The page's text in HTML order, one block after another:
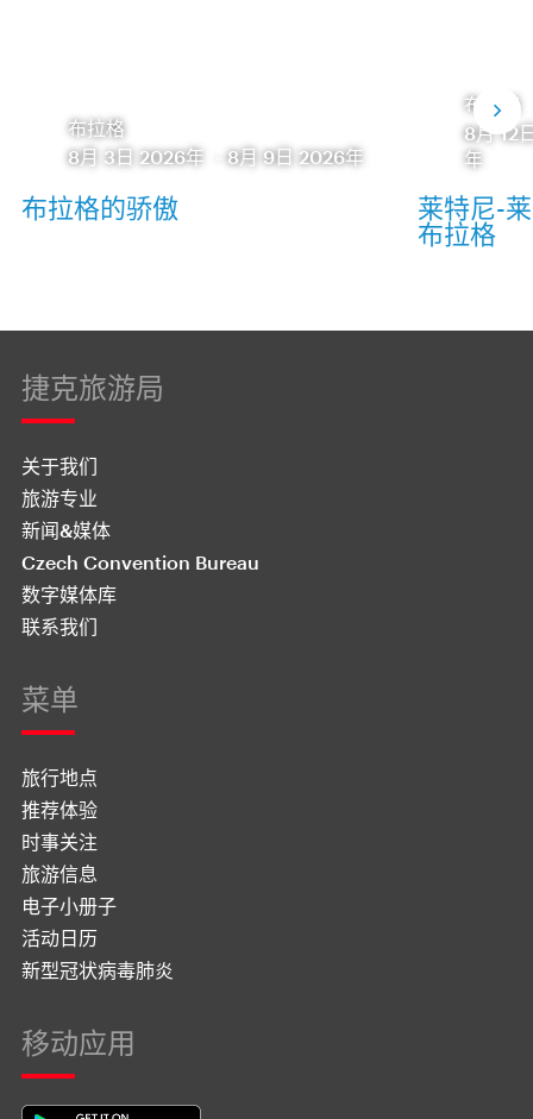
布拉格
8月 3日 2026年
-8月 9日 2026年
布拉格的骄傲
布拉格
8月 12
年
莱特尼-
布拉格
捷克旅游局
关于我们
旅游专业
新闻&媒体
Czech Convention Bureau
数字媒体库
联系我们
菜单
旅行地点
推荐体验
时事关注
旅游信息
电子小册子
活动日历
新型冠状病毒肺炎
移动应用